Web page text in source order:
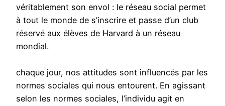
véritablement son envol : le réseau social permet
à tout le monde de s’inscrire et passe d’un club
réservé aux élèves de Harvard à un réseau
mondial.
chaque jour, nos attitudes sont influencés par les
normes sociales qui nous entourent. En agissant
selon les normes sociales, l’individu agit en